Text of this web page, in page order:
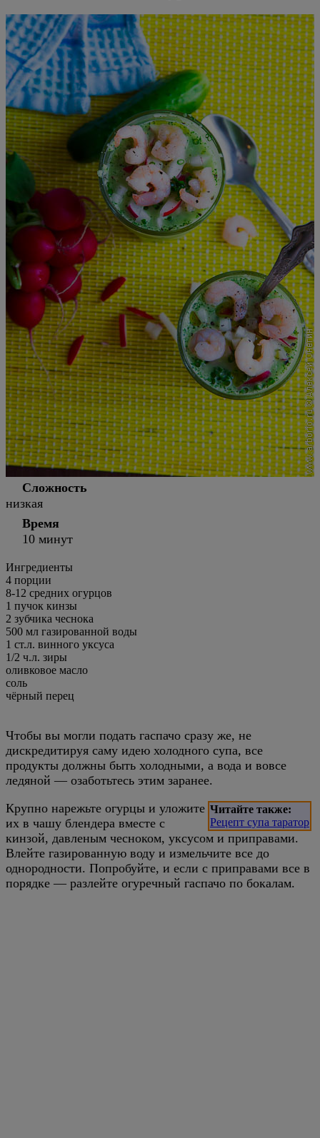
Сложность
низкая
Время
10 минут
Ингредиенты
4 порции
8-12 средних огурцов
1 пучок кинзы
2 зубчика чеснока
500 мл газированной воды
1 ст.л. винного уксуса
1/2 ч.л. зиры
оливковое масло
соль
чёрный перец
Чтобы вы могли подать гаспачо сразу же, не
дискредитируя саму идею холодного супа, все
продукты должны быть холодными, а вода и вовсе
ледяной — озаботьтесь этим заранее.
Читайте также:
Рецепт супа таратор
Крупно нарежьте огурцы и уложите
их в чашу блендера вместе с
кинзой, давленым чесноком, уксусом и приправами.
Влейте газированную воду и измельчите все до
однородности. Попробуйте, и если с приправами все в
порядке — разлейте огуречный гаспачо по бокалам.